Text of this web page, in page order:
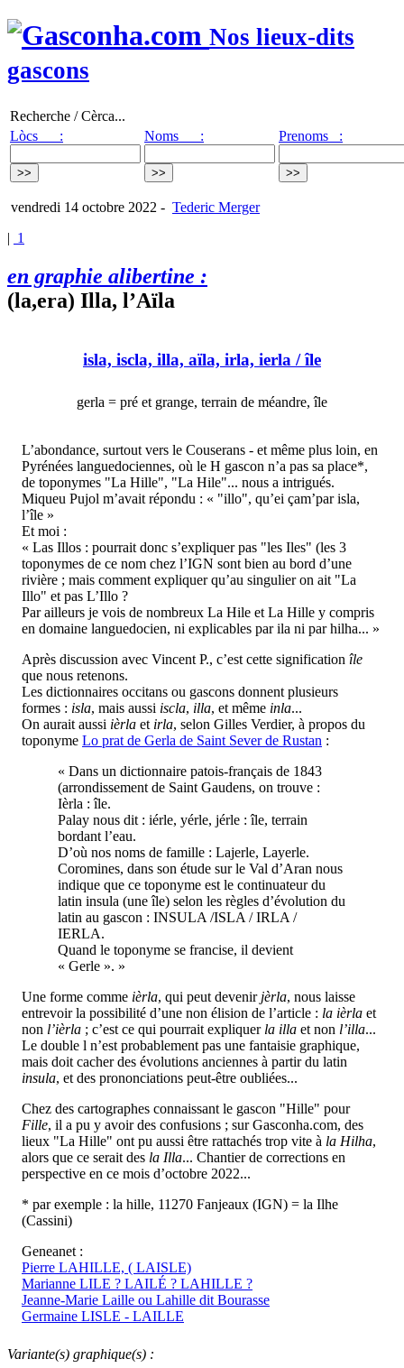
Nos lieux-dits
gascons
Recherche / Cèrca...
Lòcs :
Noms : Prenoms :
vendredi 14 octobre 2022 - Tederic Merger
| 1
en graphie alibertine :
(la,era) Illa, l’Aïla
isla, iscla, illa, aïla, irla, ierla / île
gerla = pré et grange, terrain de méandre, île
L’abondance, surtout vers le Couserans - et même plus loin, en
Pyrénées languedociennes, où le H gascon n’a pas sa place*,
de toponymes "La Hille", "La Hile"... nous a intrigués.
Miqueu Pujol m’avait répondu : « "illo", qu’ei çam’par isla,
l’île »
Et moi :
« Las Illos : pourrait donc s’expliquer pas "les Iles" (les 3
toponymes de ce nom chez l’IGN sont bien au bord d’une
rivière ; mais comment expliquer qu’au singulier on ait "La
Illo" et pas L’Illo ?
Par ailleurs je vois de nombreux La Hile et La Hille y compris
en domaine languedocien, ni explicables par ila ni par hilha... »
Après discussion avec Vincent P., c’est cette signification île
que nous retenons.
Les dictionnaires occitans ou gascons donnent plusieurs
formes : isla, mais aussi iscla, illa, et même inla...
On aurait aussi ièrla et irla, selon Gilles Verdier, à propos du
toponyme Lo prat de Gerla de Saint Sever de Rustan :
« Dans un dictionnaire patois-français de 1843
(arrondissement de Saint Gaudens, on trouve :
Ièrla : île.
Palay nous dit : iérle, yérle, jérle : île, terrain
bordant l’eau.
D’où nos noms de famille : Lajerle, Layerle.
Coromines, dans son étude sur le Val d’Aran nous
indique que ce toponyme est le continuateur du
latin insula (une île) selon les règles d’évolution du
latin au gascon : INSULA /ISLA / IRLA /
IERLA.
Quand le toponyme se francise, il devient
« Gerle ». »
Une forme comme ièrla, qui peut devenir jèrla, nous laisse
entrevoir la possibilité d’une non élision de l’article : la ièrla et
non l’ièrla ; c’est ce qui pourrait expliquer la illa et non l’illa...
Le double l n’est probablement pas une fantaisie graphique,
mais doit cacher des évolutions anciennes à partir du latin
insula, et des prononciations peut-être oubliées...
Chez des cartographes connaissant le gascon "Hille" pour
Fille, il a pu y avoir des confusions ; sur Gasconha.com, des
lieux "La Hille" ont pu aussi être rattachés trop vite à la Hilha,
alors que ce serait des la Illa... Chantier de corrections en
perspective en ce mois d’octobre 2022...
* par exemple : la hille, 11270 Fanjeaux (IGN) = la Ilhe
(Cassini)
Geneanet :
Pierre LAHILLE, ( LAISLE)
Marianne LILE ? LAILÉ ? LAHILLE ?
Jeanne-Marie Laille ou Lahille dit Bourasse
Germaine LISLE - LAILLE
Variante(s) graphique(s) :